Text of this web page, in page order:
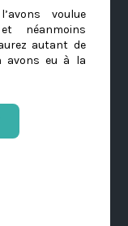
voulue
néanmoins
autant de
avons eu à la